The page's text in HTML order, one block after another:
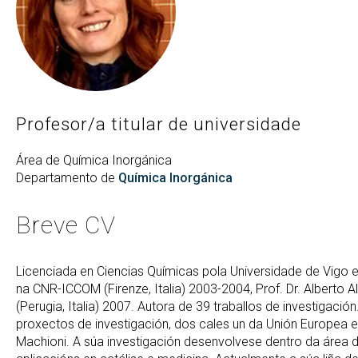
Achegas a congresos
Teses
Spin offs
Divulgación científica
Alerta verde
Novas
Eventos
Calendario
Igualdade
Política de igualdade
Igualdade en CINTECX
ES EN Search
por:
Profesor/a titular de universidade
Área de Química Inorgánica
Departamento de Química Inorgánica
Breve CV
Licenciada en Ciencias Químicas pola Universidade de
na CNR-ICCOM (Firenze, Italia) 2003-2004, Prof. Dr. Alberto
(Perugia, Italia) 2007. Autora de 39 traballos de
proxectos de investigación, dos cales un da Unión Europea
Machioni. A súa investigación desenvolvese dentro da